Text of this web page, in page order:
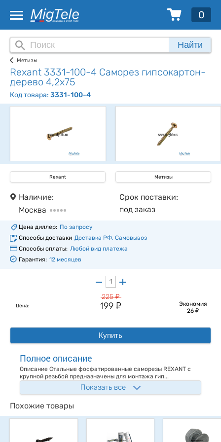
0
Найти
Метизы
Rexant 3331-100-4 Саморез гипсокартон-
дерево 4,2х75
Код товара: 3331-100-4
Rexant Метизы
Наличие:
Москва
Срок поставки:
под заказ
Цена диллер: По запросу
Способы доставки Доставка РФ, Самовывоз
Способы оплаты: Любой вид платежа
Гарантия: 12 месяцев
Цена:
225у
199 у
Экономия
26у
Купить
Полное описание
Описание Стальные фосфатированные саморезы REXANT с
крупной резьбой предназначены для монтажа гип...
Показать все
Похожие товары